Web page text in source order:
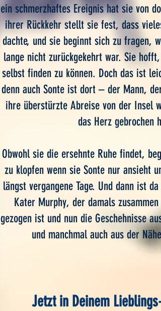
ein schmerzhaftes Ereignis hat sie von
ihrer Rückkehr stellt sie fest, dass
dachte, und sie beginnt sich zu fragen,
lange nicht zurückgekehrt war. Sie
selbst finden zu können. Doch das ist
denn auch Sonte ist dort – der Mann,
ihre überstürzte Abreise von der Insel
das Herz gebrochen
Obwohl sie die ersehnte Ruhe findet,
zu klopfen wenn sie Sonte nur ansieht
längst vergangene Tage. Und dann ist
Kater Murphy, der damals
gezogen ist und nun die Geschehnisse
und manchmal auch aus der
Jetzt in Deinem